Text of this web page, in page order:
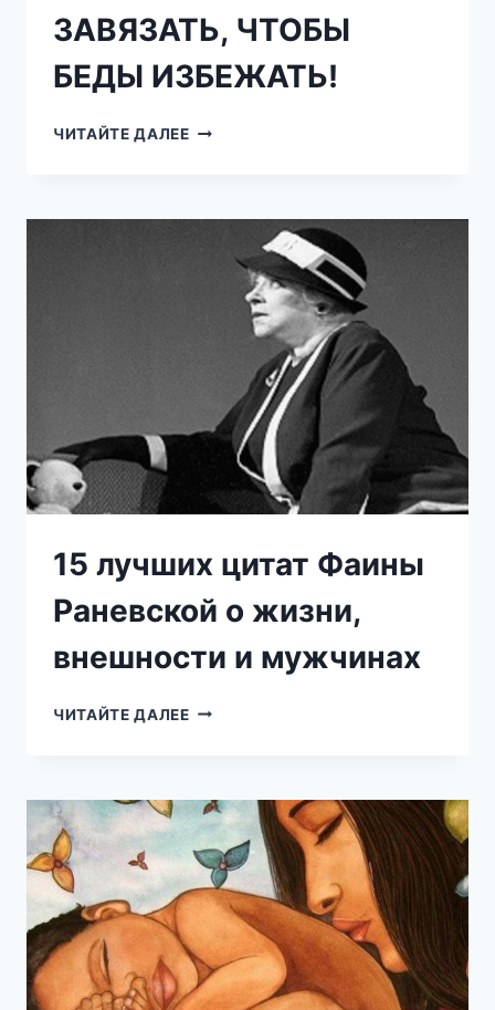
ЗАВЯЗАТЬ, ЧТОБЫ
БЕДЫ ИЗБЕЖАТЬ!
ЧИТАЙТЕ ДАЛЕЕКАК
ЗАВЯЗАТЬ,
ИЗБЕЖАТЬ!
15 лучших цитат Фаины
Раневской о жизни,
внешности и мужчинах
ЧИТАЙТЕ ДАЛЕЕ15
РАНЕВСКОЙ
ЖИЗНИ,
ВНЕШНОСТИ
И
МУЖЧИНАХ